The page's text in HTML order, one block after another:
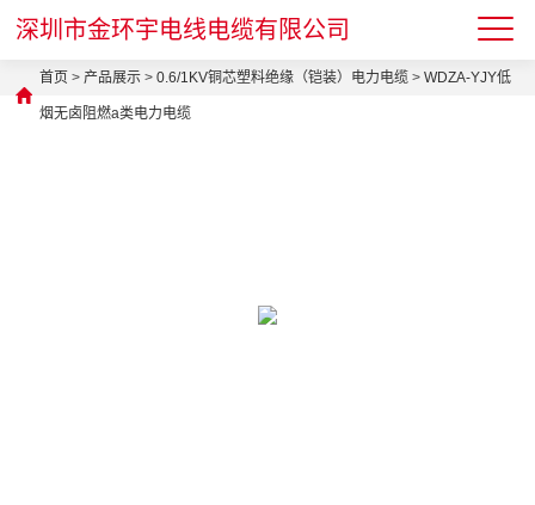
深圳市金环宇电线电缆有限公司
首页 >产品展示 >0.6/1KV铜芯塑料绝缘（铠装）电力电缆 >WDZA-YJY低
烟无卤阻燃a类电力电缆